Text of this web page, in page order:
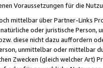
Voraussetzungen für die
mittelbar über Partner-Links
oder juristische
diese nicht dazu auffordern
unmittelbar oder mittelbar
Zwecken (gleich welcher Art)